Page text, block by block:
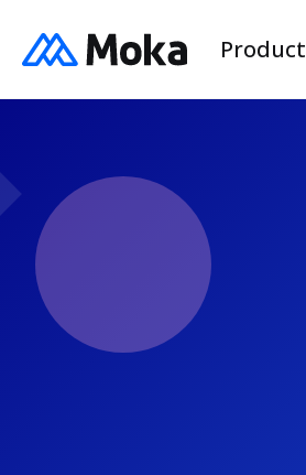
Product